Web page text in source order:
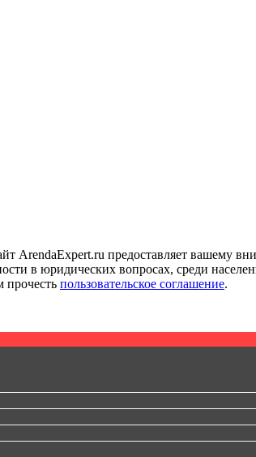
ArendaExpert.ru предоставляет
в юридических вопросах, среди
прочесть пользовательское соглашение.